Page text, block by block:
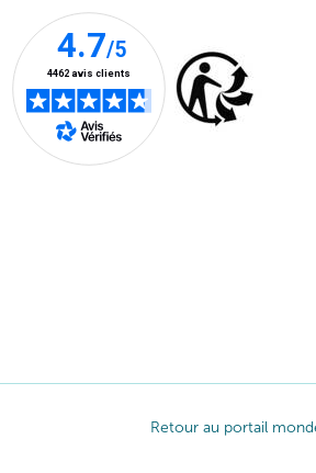
Retour au portail